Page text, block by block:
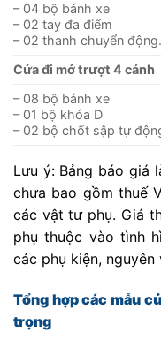
– 04 bộ bánh xe
– 02 tay đa điểm
– 02 thanh chuyển động.
Cửa đi mở trượt 4 cánh
– 08 bộ bánh xe
– 01 bộ khóa D
– 02 bộ chốt sập tự
Lưu ý: Bảng báo giá
chưa bao gồm thuế
các vật tư phụ. Giá
phụ thuộc vào tình
các phụ kiện,
Tổng hợp các mẫu
trọng